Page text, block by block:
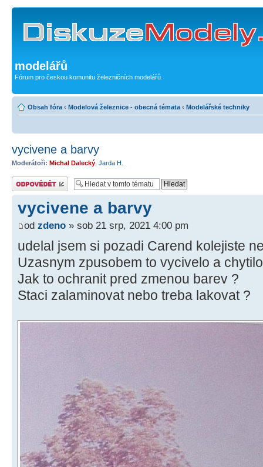
modelářů
Fórum pro českou komunitu železničních modelářů.
Obsah fóra ‹ Modelová železnice - obecná témata ‹ Modelářské techniky
vycivene a barvy
Moderátoři: Michal Dalecký Jarda H.
Odeslat odpověď
vycivene a barvy
od zdeno » sob 21 srp, 2021 4:00 pm
udelal jsem si pozadi Carend kolejiste
Uzasnym zpusobem to vycivelo a
Jak to ochranit pred zmenou barev ?
Staci zalaminovat nebo treba lakovat ?